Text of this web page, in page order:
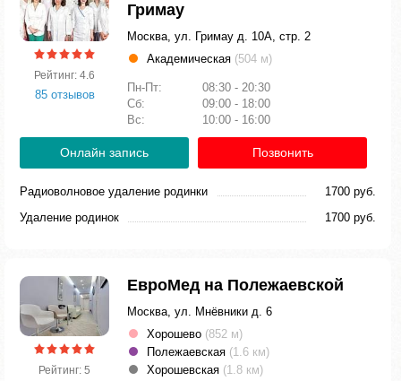
Рейтинг: 4.6
85 отзывов
Гримау
Москва, ул. Гримау д. 10А, стр. 2
Академическая (504 м)
Пн-Пт:
08:30 - 20:30
Сб:
09:00 - 18:00
Вс:
10:00 - 16:00
Онлайн запись Позвонить
Радиоволновое удаление родинки
1700 руб.
Удаление родинок
1700 руб.
Рейтинг: 5
ЕвроМед на Полежаевской
Москва, ул. Мнёвники д. 6
Хорошево (852 м)
Полежаевская (1.6 км)
Хорошевская (1.8 км)